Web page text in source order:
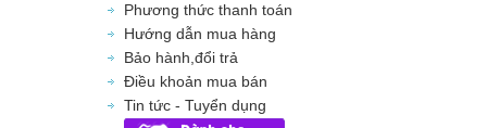
Phương thức thanh toán
Hướng dẫn mua hàng
Bảo hành,đổi trả
Điều khoản mua bán
Tin tức - Tuyển dụng